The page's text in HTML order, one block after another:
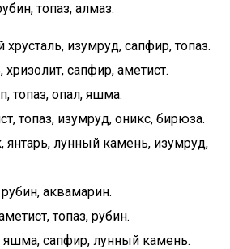
топаз, алмаз.
изумруд, сапфир, топаз.
сапфир, аметист.
топаз, опал, яшма.
топаз, изумруд, оникс, бирюза.
янтарь, лунный камень, изумруд,
аквамарин.
топаз, рубин.
яшма, сапфир, лунный камень.